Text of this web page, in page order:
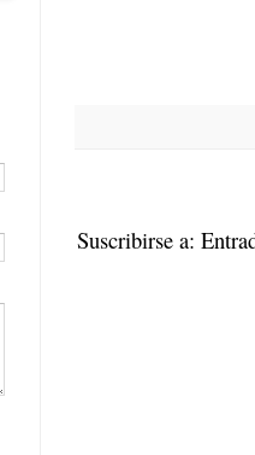
Suscribirse a: